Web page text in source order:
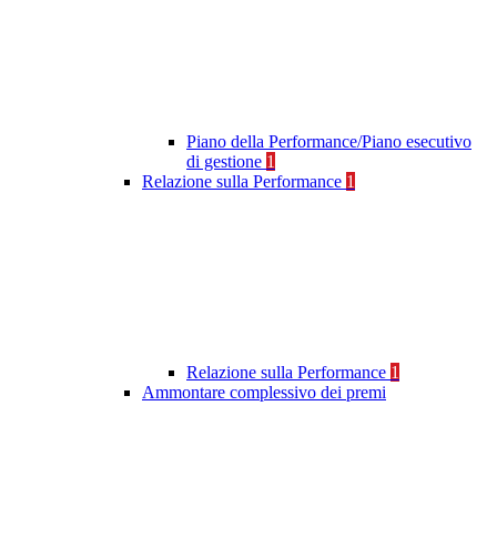
Piano della Performance/Piano esecutivo
di gestione 1
Relazione sulla Performance 1
Relazione sulla Performance 1
Ammontare complessivo dei premi